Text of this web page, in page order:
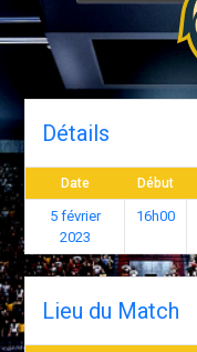
Détails
Date Début
5 février
2023
16h00
Lieu du Match